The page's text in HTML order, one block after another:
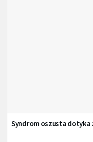
Syndrom oszusta dotyka